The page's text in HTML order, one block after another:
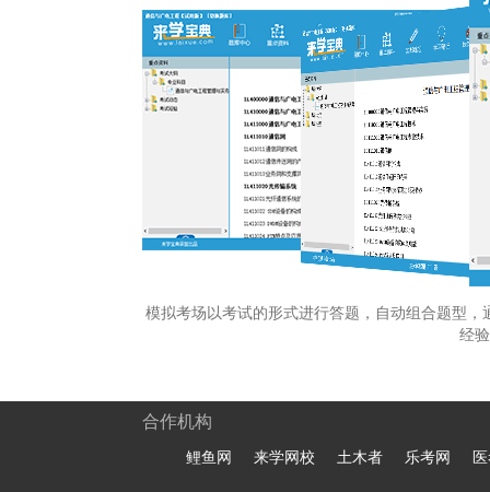
模拟考场以考试的形式进行答题，自动组合题型
经
合作机构
鲤鱼网 来学网校 土木者 乐考网